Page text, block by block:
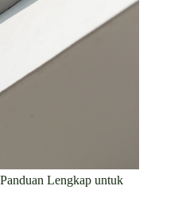
Lengkap untuk